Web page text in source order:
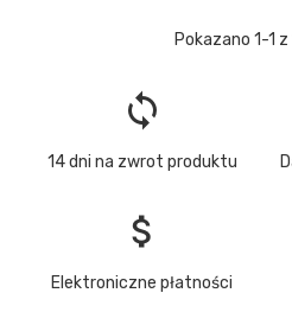
Pokazano 1-1
loop
14 dni na zwrot produktu
attach_money
Elektroniczne płatności